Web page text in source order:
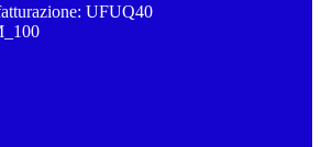
UFUQ40